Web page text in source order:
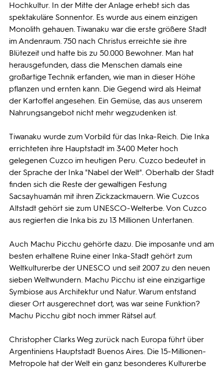
Hochkultur. In der Mitte der Anlage erhebt sich das
spektakuläre Sonnentor. Es wurde aus einem einzigen
Monolith gehauen. Tiwanaku war die erste größere Stadt
im Andenraum. 750 nach Christus erreichte sie ihre
Blütezeit und hatte bis zu 50.000 Bewohner. Man hat
herausgefunden, dass die Menschen damals eine
großartige Technik erfanden, wie man in dieser Höhe
pflanzen und ernten kann. Die Gegend wird als Heimat
der Kartoffel angesehen. Ein Gemüse, das aus unserem
Nahrungsangebot nicht mehr wegzudenken ist.
Tiwanaku wurde zum Vorbild für das Inka-Reich. Die Inka
errichteten ihre Hauptstadt im 3400 Meter hoch
gelegenen Cuzco im heutigen Peru. Cuzco bedeutet in
der Sprache der Inka "Nabel der Welt". Oberhalb der Stadt
finden sich die Reste der gewaltigen Festung
Sacsayhuamán mit ihren Zickzackmauern. Wie Cuzcos
Altstadt gehört sie zum UNESCO-Welterbe. Von Cuzco
aus regierten die Inka bis zu 13 Millionen Untertanen.
Auch Machu Picchu gehörte dazu. Die imposante und am
besten erhaltene Ruine einer Inka-Stadt gehört zum
Weltkulturerbe der UNESCO und seit 2007 zu den neuen
sieben Weltwundern. Machu Picchu ist eine einzigartige
Symbiose aus Architektur und Natur. Warum entstand
dieser Ort ausgerechnet dort, was war seine Funktion?
Machu Picchu gibt noch immer Rätsel auf.
Christopher Clarks Weg zurück nach Europa führt über
Argentiniens Hauptstadt Buenos Aires. Die 15-Millionen-
Metropole hat der Welt ein ganz besonderes Kulturerbe